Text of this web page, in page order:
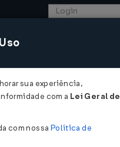
COMÉRCIO EXTERIOR
sua experiência,
com a Lei Geral de
com nossa Política de